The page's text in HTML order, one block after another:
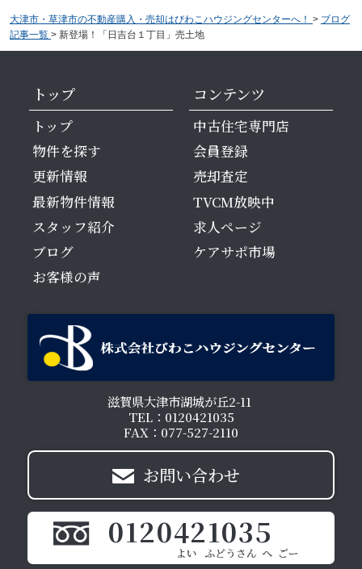
大津市・草津市の不動産購入・売却はびわこハウジングセンターへ！ > ブログ
記事一覧 > 新登場！「日吉台１丁目」売土地
トップ
トップ
物件を探す
更新情報
最新物件情報
スタッフ紹介
ブログ
お客様の声
コンテンツ
中古住宅専門店
会員登録
売却査定
TVCM放映中
求人ページ
ケアサポ市場
滋賀県大津市湖城が丘2-11
TEL：0120421035
FAX：077-527-2110
お問い合わせ
0120421035